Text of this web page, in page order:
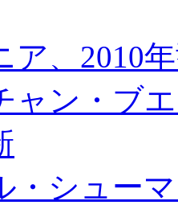
ア、2010
ャン・ブ
・シュー